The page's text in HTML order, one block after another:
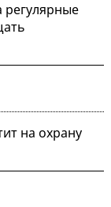
регулярные
на охрану